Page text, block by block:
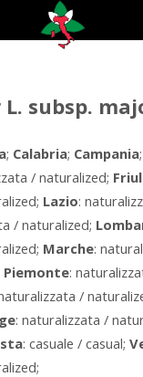
subsp.
; Calabria; Campania;
/ naturalized;
Lazio:
/ naturalized;
Marche:
Piemonte:
/
: naturalizzata /
: casuale / casual;